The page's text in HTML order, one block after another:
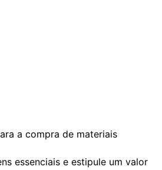
a compra de materiais
essenciais e estipule um valor